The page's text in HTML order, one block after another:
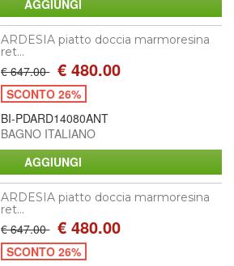
ARDESIA piatto doccia marmoresina
ret...
€ 647.00 € 480.00
SCONTO 26%
BI-PDARD14080ANT
BAGNO ITALIANO
ARDESIA piatto doccia marmoresina
ret...
€ 647.00 € 480.00
SCONTO 26%